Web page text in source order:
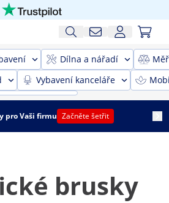
Dílna a nářadí
Vybavení kanceláře
pro Vaši firmu Začněte šetřit
brusky